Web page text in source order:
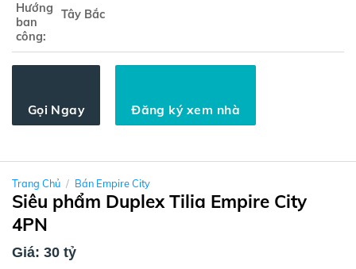
Hướng
ban
công:
Tây Bắc
Gọi Ngay Đăng ký xem nhà
Trang Chủ / Bán Empire City
Siêu phẩm Duplex Tilia Empire City
4PN
Giá: 30 tỷ